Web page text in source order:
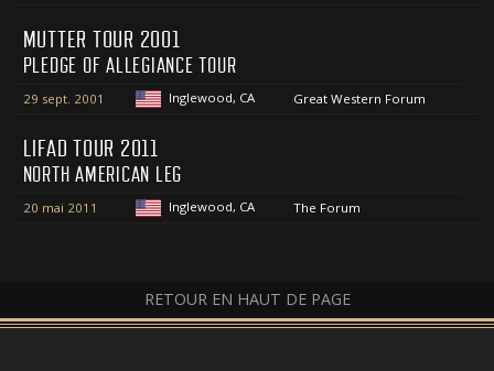
MUTTER TOUR 2001
PLEDGE OF ALLEGIANCE TOUR
29 sept. 2001 Inglewood, CA Great Western Forum
LIFAD TOUR 2011
NORTH AMERICAN LEG
20 mai 2011 Inglewood, CA The Forum
RETOUR EN HAUT DE PAGE